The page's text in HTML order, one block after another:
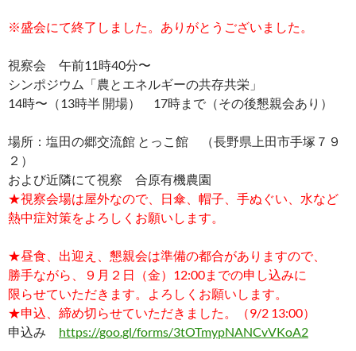
※盛会にて終了しました。ありがとうございました。
視察会 午前11時40分〜
シンポジウム「農とエネルギーの共存共栄」
14時〜（13時半 開場） 17時まで（その後懇親会あり）
場所：塩田の郷交流館 とっこ館 （長野県上田市手塚７９
２）
および近隣にて視察 合原有機農園
★視察会場は屋外なので、日傘、帽子、手ぬぐい、水など
熱中症対策をよろしくお願いします。
★昼食、出迎え、懇親会は準備の都合がありますので、
勝手ながら、９月２日（金）12:00までの申し込みに
限らせていただきます。よろしくお願いします。
★申込、締め切らせていただきました。（9/2 13:00）
申込み https://goo.gl/forms/3tOTmypNANCvVKoA2